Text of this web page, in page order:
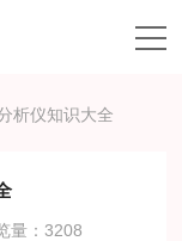
析仪知识大全
量：3208